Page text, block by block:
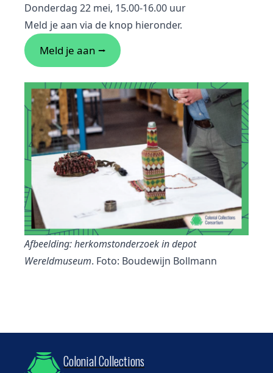
Donderdag 22 mei, 15.00-16.00 uur
Meld je aan via de knop hieronder.
Meld je aan ⭢
Afbeelding: herkomstonderzoek in depot
Wereldmuseum. Foto: Boudewijn Bollmann
Colonial Collections